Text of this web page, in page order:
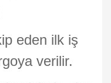
eden ilk iş
verilir.